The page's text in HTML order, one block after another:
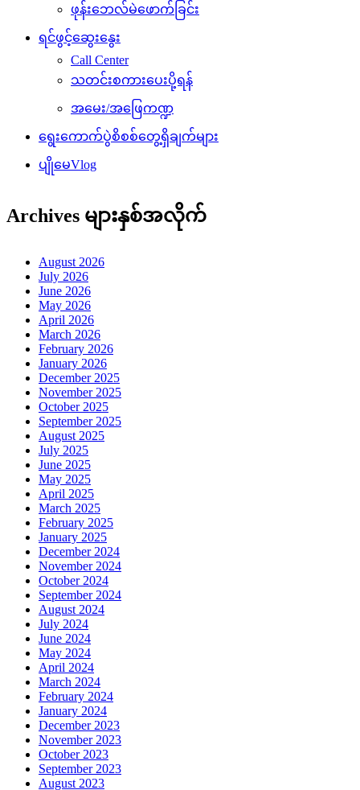
ဖုန်းဘေလ်မဲဖောက်ခြင်း
ရင်ဖွင့်ဆွေးနွေး
Call Center
သတင်းစကားပေးပို့ရန်
အမေး/အဖြေကဏ္ဍ
ရွေးကောက်ပွဲစိစစ်တွေ့ရှိချက်များ
ပျိုမေVlog
Archives များနှစ်အလိုက်
August 2026
July 2026
June 2026
May 2026
April 2026
March 2026
February 2026
January 2026
December 2025
November 2025
October 2025
September 2025
August 2025
July 2025
June 2025
May 2025
April 2025
March 2025
February 2025
January 2025
December 2024
November 2024
October 2024
September 2024
August 2024
July 2024
June 2024
May 2024
April 2024
March 2024
February 2024
January 2024
December 2023
November 2023
October 2023
September 2023
August 2023